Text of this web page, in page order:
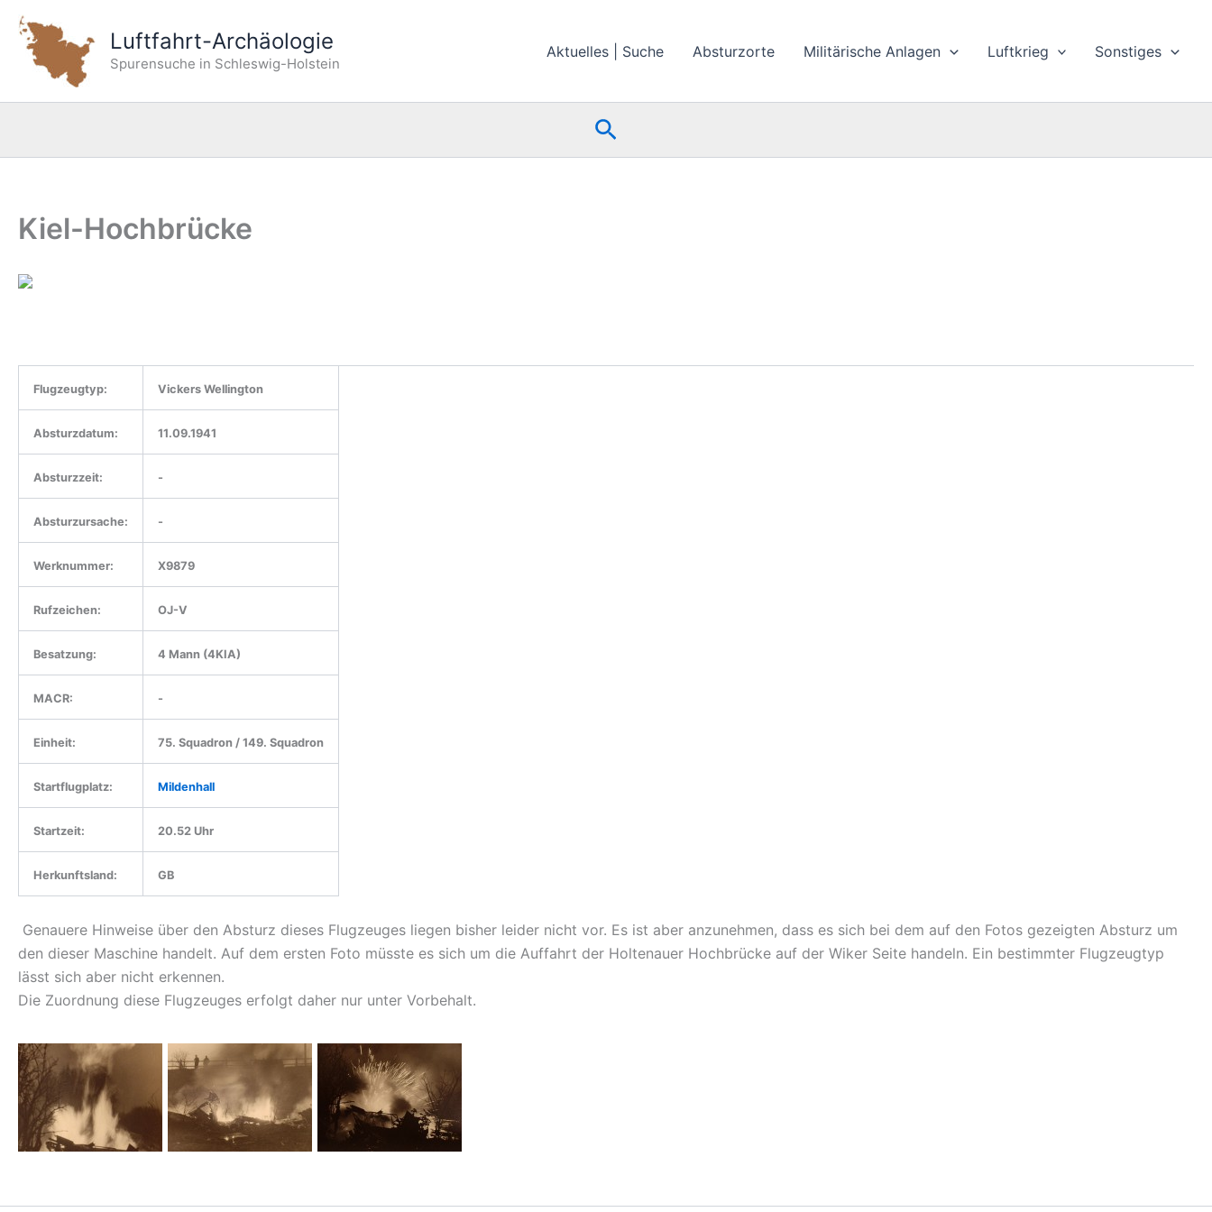
Zum
Inhalt
springen
Luftfahrt-Archäologie
Spurensuche in Schleswig-Holstein
Aktuelles | Suche Absturzorte Militärische Anlagen Luftkrieg Sonstiges
Suchen
Kiel-Hochbrücke
Flugzeugtyp: Vickers Wellington
Absturzdatum: 11.09.1941
Absturzzeit: -
Absturzursache: -
Werknummer: X9879
Rufzeichen: OJ-V
Besatzung: 4 Mann (4KIA)
MACR: -
Einheit: 75. Squadron / 149. Squadron
Startflugplatz: Mildenhall
Startzeit: 20.52 Uhr
Herkunftsland: GB
Genauere Hinweise über den Absturz dieses Flugzeuges liegen bisher leider nicht vor. Es ist aber anzunehmen, dass es sich bei dem auf den Fotos gezeigten Absturz um
den dieser Maschine handelt. Auf dem ersten Foto müsste es sich um die Auffahrt der Holtenauer Hochbrücke auf der Wiker Seite handeln. Ein bestimmter Flugzeugtyp
lässt sich aber nicht erkennen.
Die Zuordnung diese Flugzeuges erfolgt daher nur unter Vorbehalt.